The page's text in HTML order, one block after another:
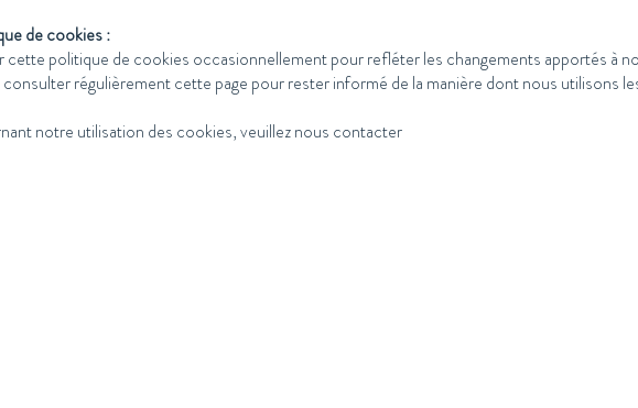
de cookies :
politique de cookies occasionnellement pour refléter les changements apportés à
régulièrement cette page pour rester informé de la manière dont nous utilisons
notre utilisation des cookies, veuillez nous contacter